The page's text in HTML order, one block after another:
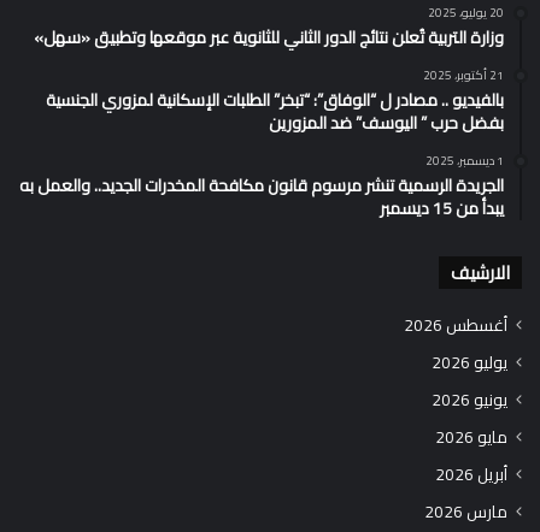
20 يوليو، 2025
وزارة التربية تُعلن نتائج الدور الثاني للثانوية عبر موقعها وتطبيق «سهل»
21 أكتوبر، 2025
بالفيديو .. مصادر ل “الوفاق”: “تبخر” الطلبات الإسكانية لمزوري الجنسية
بفضل حرب ” اليوسف” ضد المزورين
1 ديسمبر، 2025
الجريدة الرسمية تنشر مرسوم قانون مكافحة المخدرات الجديد.. والعمل به
يبدأ من 15 ديسمبر
الارشيف
أغسطس 2026
يوليو 2026
يونيو 2026
مايو 2026
أبريل 2026
مارس 2026